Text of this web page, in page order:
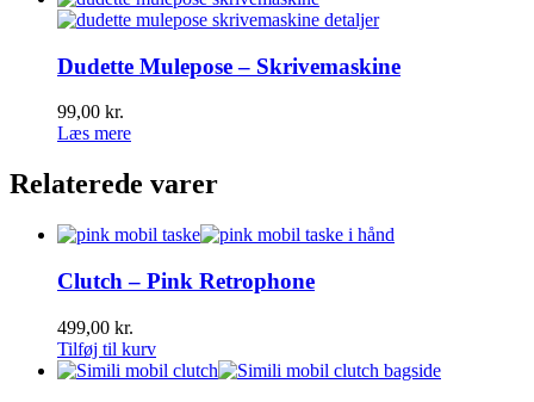
Dudette Mulepose – Skrivemaskine
99,00 kr.
Læs mere
Relaterede varer
Clutch – Pink Retrophone
499,00 kr.
Tilføj til kurv